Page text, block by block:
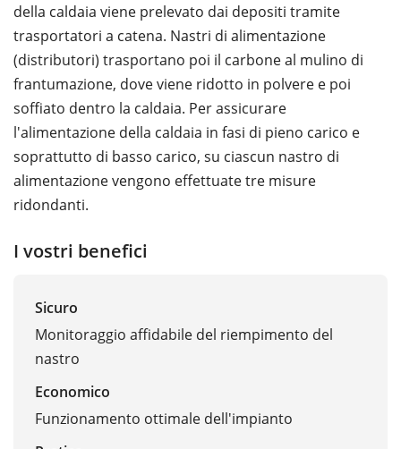
della caldaia viene prelevato dai depositi tramite
trasportatori a catena. Nastri di alimentazione
(distributori) trasportano poi il carbone al mulino di
frantumazione, dove viene ridotto in polvere e poi
soffiato dentro la caldaia. Per assicurare
l'alimentazione della caldaia in fasi di pieno carico e
soprattutto di basso carico, su ciascun nastro di
alimentazione vengono effettuate tre misure
ridondanti.
I vostri benefici
Sicuro
Monitoraggio affidabile del riempimento del
nastro
Economico
Funzionamento ottimale dell'impianto